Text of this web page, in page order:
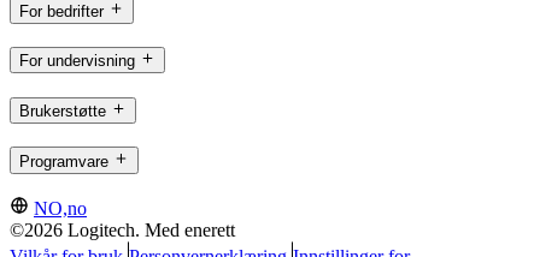
For bedrifter
For undervisning
Brukerstøtte
Programvare
NO,no
©2026 Logitech. Med enerett